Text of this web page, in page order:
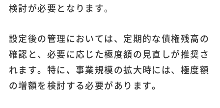
検討が必要となります。
設定後の管理においては、定期的な債権残高の
確認と、必要に応じた極度額の見直しが推奨さ
れます。特に、事業規模の拡大時には、極度額
の増額を検討する必要があります。